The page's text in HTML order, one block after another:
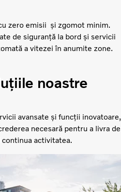
zero emisii și zgomot minim.
de siguranță la bord și servicii
a vitezei în anumite zone.
noastre
avansate și funcții inovatoare,
necesară pentru a livra de
activitatea.